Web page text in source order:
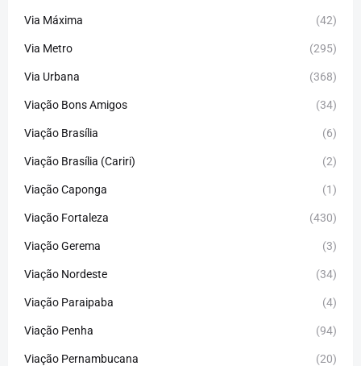
Via Máxima (42)
Via Metro (295)
Via Urbana (368)
Viação Bons Amigos (34)
Viação Brasília (6)
Viação Brasília (Cariri) (2)
Viação Caponga (1)
Viação Fortaleza (430)
Viação Gerema (3)
Viação Nordeste (34)
Viação Paraipaba (4)
Viação Penha (94)
Viação Pernambucana (20)